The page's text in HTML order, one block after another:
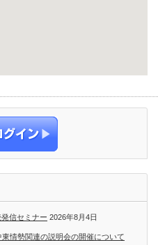
信セミナー 2026年8月4日
情勢関連の説明会の開催について